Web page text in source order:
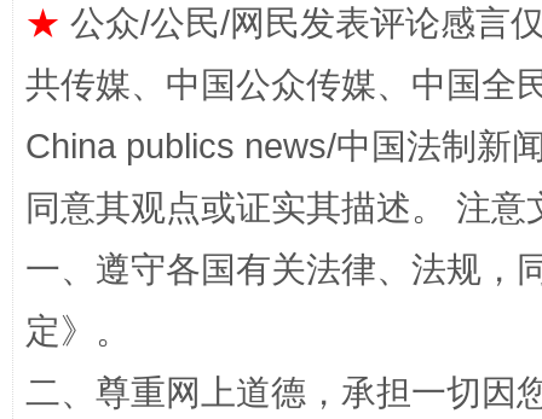
今
★ 公众/公民/网民发表评论感言
共传媒、中国公众传媒、中国全
China publics news/中国法制新
同意其观点或证实其描述。 注
一、遵守各国有关法律、法规，
定》。
二、尊重网上道德，承担一切因